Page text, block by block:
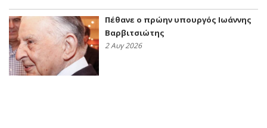
Πέθανε ο πρώην υπουργός Ιωάννης
Βαρβιτσιώτης
2 Αυγ 2026